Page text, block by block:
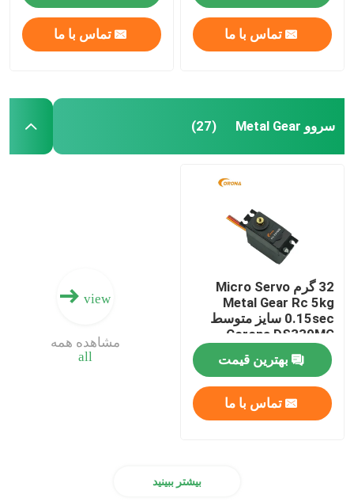
گیرنده JR DMSS
گیرنده سریع فوتابا 2.4 گیگاهرتز
گیرنده 2.4 گیگاهرتز
تماس با ما تماس با ما
سروو Metal Gear (27)
32 گرم Micro Servo
Metal Gear Rc 5kg
0.15sec سایز متوسط ​​
Corona DS339MG
بهترین قیمت
تماس با ما
view
all
مشاهده همه
بیشتر ببینید